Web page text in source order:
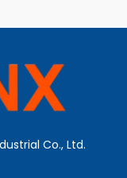
Co., Ltd.